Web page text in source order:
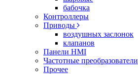
бабочка
Контроллеры
Приводы
воздушных заслонок
клапанов
Панели HMI
Частотные преобразователи
Прочее